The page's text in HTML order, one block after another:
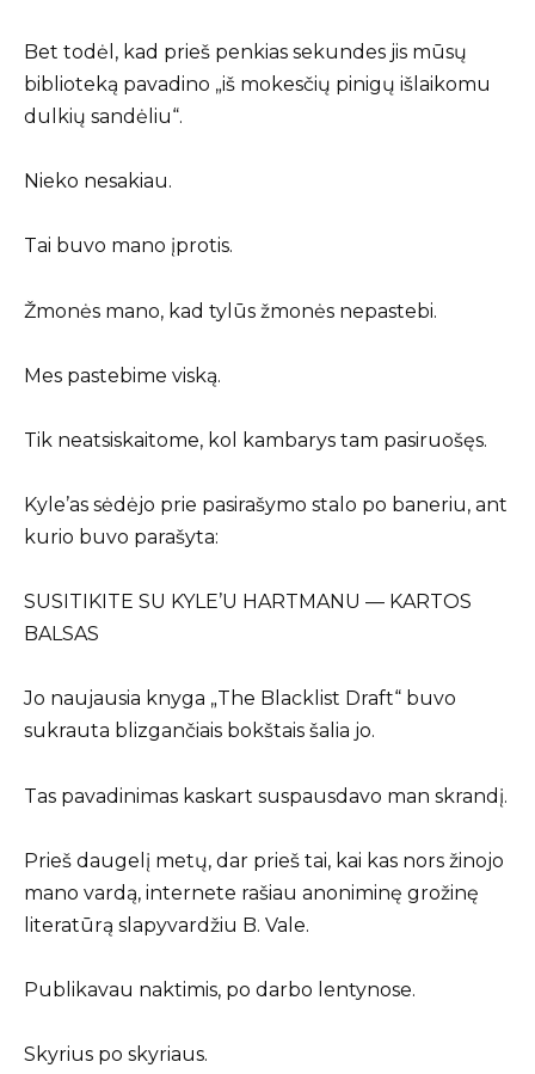
Bet todėl, kad prieš penkias sekundes jis mūsų
biblioteką pavadino „iš mokesčių pinigų išlaikomu
dulkių sandėliu“.
Nieko nesakiau.
Tai buvo mano įprotis.
Žmonės mano, kad tylūs žmonės nepastebi.
Mes pastebime viską.
Tik neatsiskaitome, kol kambarys tam pasiruošęs.
Kyle’as sėdėjo prie pasirašymo stalo po baneriu, ant
kurio buvo parašyta:
SUSITIKITE SU KYLE’U HARTMANU — KARTOS
BALSAS
Jo naujausia knyga „The Blacklist Draft“ buvo
sukrauta blizgančiais bokštais šalia jo.
Tas pavadinimas kaskart suspausdavo man skrandį.
Prieš daugelį metų, dar prieš tai, kai kas nors žinojo
mano vardą, internete rašiau anoniminę grožinę
literatūrą slapyvardžiu B. Vale.
Publikavau naktimis, po darbo lentynose.
Skyrius po skyriaus.